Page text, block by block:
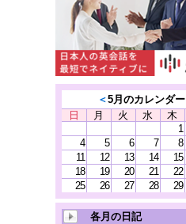
＜5月のカレンダー
日
月 火 水 木
1
4
5 6 7 8
11
12 13 14 15
18
19 20 21 22
25
26 27 28 29
各月の日記